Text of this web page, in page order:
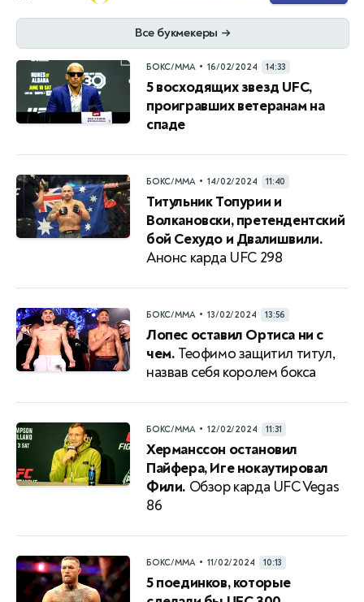
Все букмекеры →
БОКС/ММА • 16/02/2024 14:33
5 восходящих звезд UFC,
проигравших ветеранам на
спаде
БОКС/ММА • 14/02/2024 11:40
Титульник Топурии и
Волкановски, претендентский
бой Сехудо и Двалишвили.
Анонс карда UFC 298
БОКС/ММА • 13/02/2024 13:56
Лопес оставил Ортиса ни с
чем. Теофимо защитил титул,
назвав себя королем бокса
БОКС/ММА • 12/02/2024 11:31
Херманссон остановил
Пайфера, Иге нокаутировал
Фили. Обзор карда UFC Vegas
86
БОКС/ММА • 11/02/2024 10:13
5 поединков, которые